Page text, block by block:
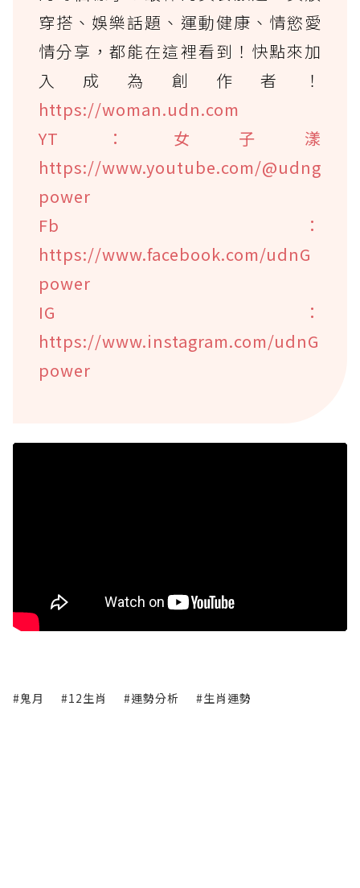
穿搭、娛樂話題、運動健康、情慾愛
情分享，都能在這裡看到！快點來加
入成為創作者！
https://woman.udn.com
YT：女子漾
https://www.youtube.com/@udng
power
Fb：
https://www.facebook.com/udnG
power
IG：
https://www.instagram.com/udnG
power
#鬼月 #12生肖 #運勢分析 #生肖運勢